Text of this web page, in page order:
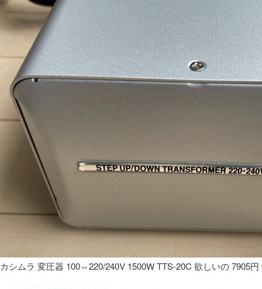
カシムラ 変圧器 100⇔220/240V 1500W TTS-20C 欲しいの 7905円